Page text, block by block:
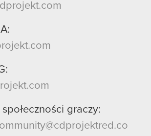
graczy: